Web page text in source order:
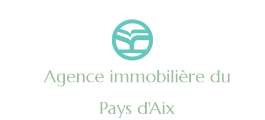
Agence immobilière du
Pays d'Aix